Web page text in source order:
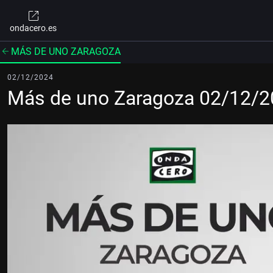
ondacero.es
MÁS DE UNO ZARAGOZA
02/12/2024
Más de uno Zaragoza 02/12/